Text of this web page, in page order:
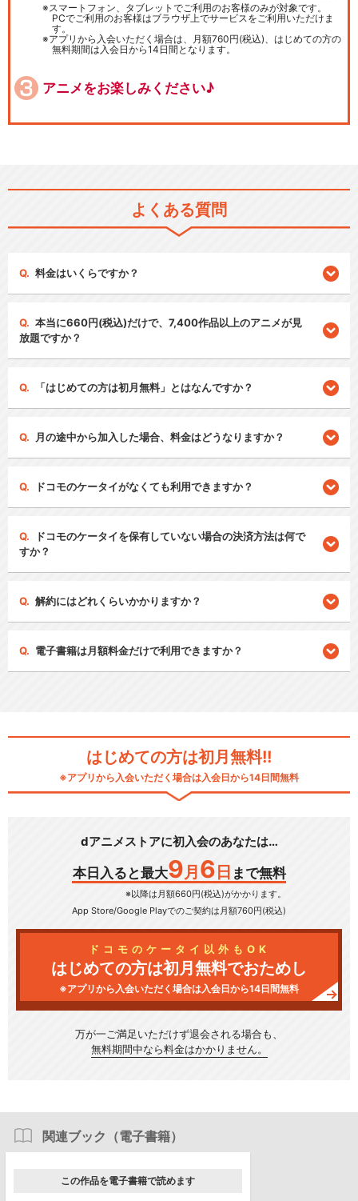
スマートフォン、タブレットでご利用のお客様のみが対象です。
PCでご利用のお客様はブラウザ上でサービスをご利用いただけま
す。
アプリから入会いただく場合は、月額760円(税込)、はじめての方の
無料期間は入会日から14日間となります。
アニメをお楽しみください♪
よくある質問
料金はいくらですか？
本当に660円(税込)だけで、7,400作品以上のアニメが見
放題ですか？
「はじめての方は初月無料」とはなんですか？
月の途中から加入した場合、料金はどうなりますか？
ドコモのケータイがなくても利用できますか？
ドコモのケータイを保有していない場合の決済方法は何で
すか？
解約にはどれくらいかかりますか？
電子書籍は月額料金だけで利用できますか？
はじめての方は初月無料!!
※アプリから入会いただく場合は入会日から14日間無料
dアニメストアに初入会のあなたは…
本日入ると最大9 月 6 日 まで無料
※以降は月額660円(税込)がかかります。
App Store/Google Playでのご契約は月額760円(税込)
ドコモのケータイ以外もOK
はじめての方は初月無料でおためし
※アプリから入会いただく場合は入会日から14日間無料
万が一ご満足いただけず退会される場合も、
無料期間中なら料金はかかりません。
関連ブック（電子書籍）
この作品を電子書籍で読めます